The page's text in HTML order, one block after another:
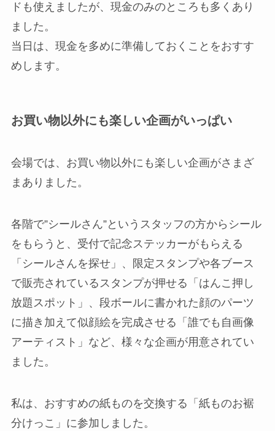
ドも使えましたが、現金のみのところも多くあり
ました。
当日は、現金を多めに準備しておくことをおすす
めします。
お買い物以外にも楽しい企画がいっぱい
会場では、お買い物以外にも楽しい企画がさまざ
まありました。
各階で”シールさん”というスタッフの方からシール
をもらうと、受付で記念ステッカーがもらえる
「シールさんを探せ」、限定スタンプや各ブース
で販売されているスタンプが押せる「はんこ押し
放題スポット」、段ボールに書かれた顔のパーツ
に描き加えて似顔絵を完成させる「誰でも自画像
アーティスト」など、様々な企画が用意されてい
ました。
私は、おすすめの紙ものを交換する「紙ものお裾
分けっこ」に参加しました。